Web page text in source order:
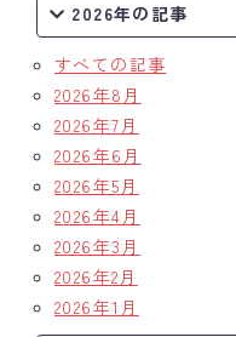
2026年の記事
すべての記事
2026年8月
2026年7月
2026年6月
2026年5月
2026年4月
2026年3月
2026年2月
2026年1月